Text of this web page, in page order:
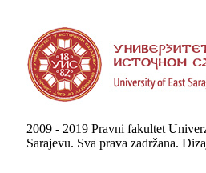
2009 - 2019 Pravni fakultet
Sarajevu. Sva prava zadržana.